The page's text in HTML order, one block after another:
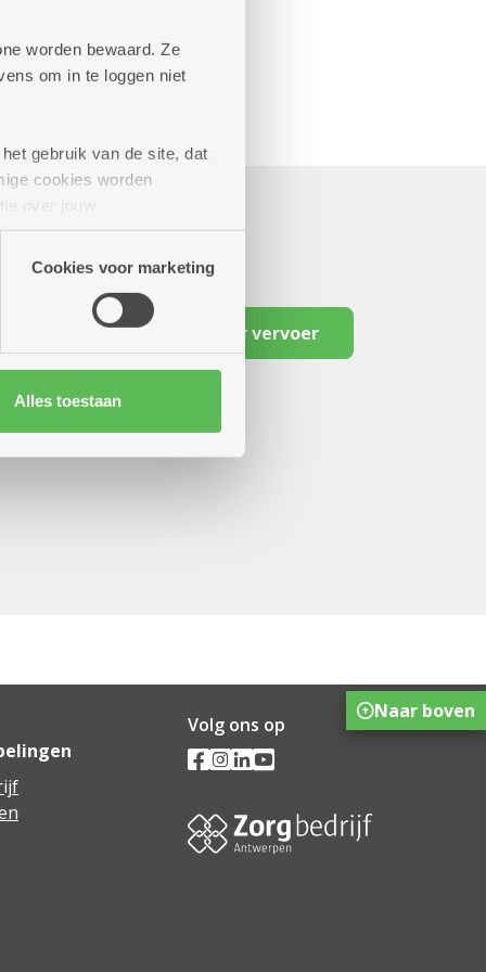
worden bewaard. Ze
om in te loggen niet
gebruik van de site, dat
cookies worden
kunnen deze gegevens
Cookies voor marketing
Alles toestaan
Reserveer vervoer
Volg ons op
Naar boven